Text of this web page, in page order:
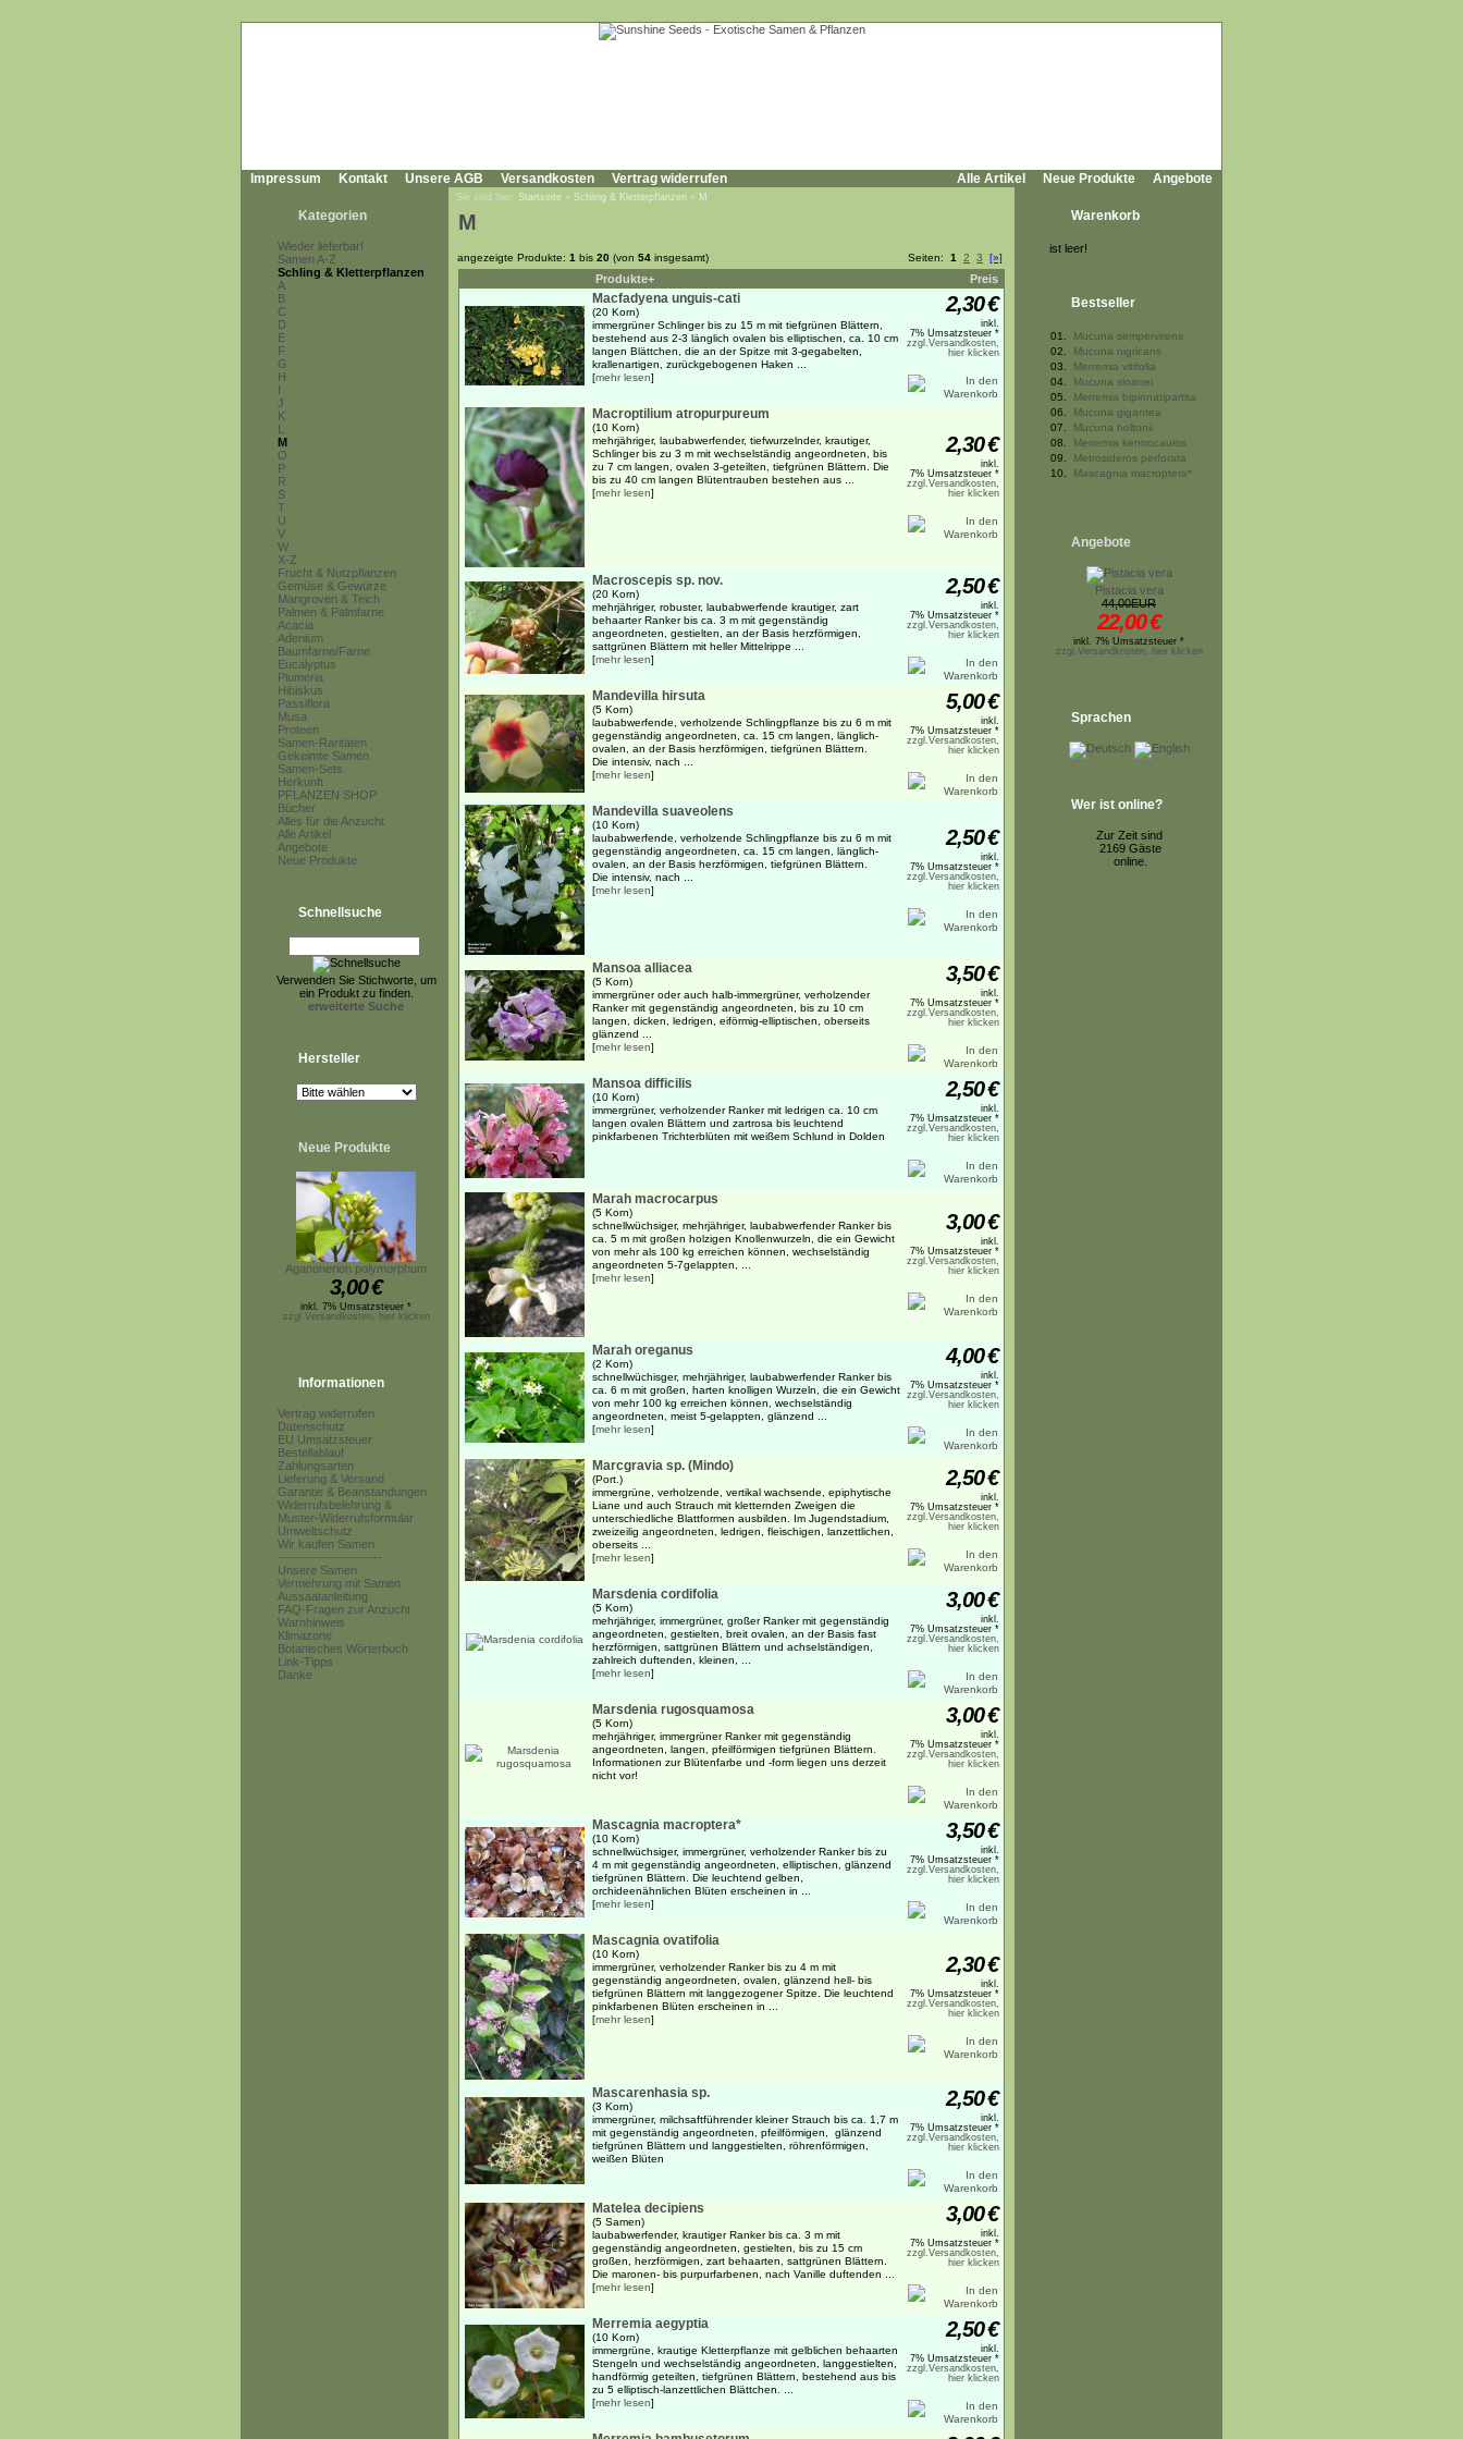
Impressum Kontakt Unsere AGB Versandkosten Vertrag widerrufen Alle Artikel Neue Produkte Angebote
Kategorien
Wieder lieferbar!
Samen A-Z
Schling & Kletterpflanzen
A
B
C
D
E
F
G
H
I
J
K
L
M
O
P
R
S
T
U
V
W
X-Z
Frucht & Nutzpflanzen
Gemüse & Gewürze
Mangroven & Teich
Palmen & Palmfarne
Acacia
Adenium
Baumfarne/Farne
Eucalyptus
Plumeria
Hibiskus
Passiflora
Musa
Proteen
Samen-Raritäten
Gekeimte Samen
Samen-Sets
Herkunft
PFLANZEN SHOP
Bücher
Alles für die Anzucht
Alle Artikel
Angebote
Neue Produkte
Schnellsuche
Verwenden Sie Stichworte, um
ein Produkt zu finden.
erweiterte Suche
Hersteller
Neue Produkte
Aganonerion polymorphum
3,00€
inkl. 7% Umsatzsteuer *
zzgl.Versandkosten, hier klicken
Informationen
Vertrag widerrufen
Datenschutz
EU Umsatzsteuer
Bestellablauf
Zahlungsarten
Lieferung & Versand
Garantie & Beanstandungen
Widerrufsbelehrung &
Muster-Widerrufsformular
Umweltschutz
Wir kaufen Samen
------------------------
Unsere Samen
Vermehrung mit Samen
Aussaatanleitung
FAQ-Fragen zur Anzucht
Warnhinweis
Klimazone
Botanisches Wörterbuch
Link-Tipps
Danke
Sie sind hier: Startseite » Schling & Kletterpflanzen » M
M
angezeigte Produkte: 1 bis 20 (von 54 insgesamt) Seiten: 1 2 3 [»]
Produkte+ Preis
Macfadyena unguis-cati
(20 Korn)
immergrüner Schlinger bis zu 15 m mit tiefgrünen Blättern,
bestehend aus 2-3 länglich ovalen bis elliptischen, ca. 10 cm
langen Blättchen, die an der Spitze mit 3-gegabelten,
krallenartigen, zurückgebogenen Haken ...
[mehr lesen]
2,30€
inkl.
7% Umsatzsteuer *
zzgl.Versandkosten,
hier klicken
Macroptilium atropurpureum
(10 Korn)
mehrjähriger, laubabwerfender, tiefwurzelnder, krautiger,
Schlinger bis zu 3 m mit wechselständig angeordneten, bis
zu 7 cm langen, ovalen 3-geteilten, tiefgrünen Blättern. Die
bis zu 40 cm langen Blütentrauben bestehen aus ...
[mehr lesen]
2,30€
inkl.
7% Umsatzsteuer *
zzgl.Versandkosten,
hier klicken
Macroscepis sp. nov.
(20 Korn)
mehrjähriger, robuster, laubabwerfende krautiger, zart
behaarter Ranker bis ca. 3 m mit gegenständig
angeordneten, gestielten, an der Basis herzförmigen,
sattgrünen Blättern mit heller Mittelrippe ...
[mehr lesen]
2,50€
inkl.
7% Umsatzsteuer *
zzgl.Versandkosten,
hier klicken
Mandevilla hirsuta
(5 Korn)
laubabwerfende, verholzende Schlingpflanze bis zu 6 m mit
gegenständig angeordneten, ca. 15 cm langen, länglich-
ovalen, an der Basis herzförmigen, tiefgrünen Blättern.
Die intensiv, nach ...
[mehr lesen]
5,00€
inkl.
7% Umsatzsteuer *
zzgl.Versandkosten,
hier klicken
Mandevilla suaveolens
(10 Korn)
laubabwerfende, verholzende Schlingpflanze bis zu 6 m mit
gegenständig angeordneten, ca. 15 cm langen, länglich-
ovalen, an der Basis herzförmigen, tiefgrünen Blättern.
Die intensiv, nach ...
[mehr lesen]
2,50€
inkl.
7% Umsatzsteuer *
zzgl.Versandkosten,
hier klicken
Mansoa alliacea
(5 Korn)
immergrüner oder auch halb-immergrüner, verholzender
Ranker mit gegenständig angeordneten, bis zu 10 cm
langen, dicken, ledrigen, eiförmig-elliptischen, oberseits
glänzend ...
[mehr lesen]
3,50€
inkl.
7% Umsatzsteuer *
zzgl.Versandkosten,
hier klicken
Mansoa difficilis
(10 Korn)
immergrüner, verholzender Ranker mit ledrigen ca. 10 cm
langen ovalen Blättern und zartrosa bis leuchtend
pinkfarbenen Trichterblüten mit weißem Schlund in Dolden
2,50€
inkl.
7% Umsatzsteuer *
zzgl.Versandkosten,
hier klicken
Marah macrocarpus
(5 Korn)
schnellwüchsiger, mehrjähriger, laubabwerfender Ranker bis
ca. 5 m mit großen holzigen Knollenwurzeln, die ein Gewicht
von mehr als 100 kg erreichen können, wechselständig
angeordneten 5-7gelappten, ...
[mehr lesen]
3,00€
inkl.
7% Umsatzsteuer *
zzgl.Versandkosten,
hier klicken
Marah oreganus
(2 Korn)
schnellwüchisger, mehrjähriger, laubabwerfender Ranker bis
ca. 6 m mit großen, harten knolligen Wurzeln, die ein Gewicht
von mehr 100 kg erreichen können, wechselständig
angeordneten, meist 5-gelappten, glänzend ...
[mehr lesen]
4,00€
inkl.
7% Umsatzsteuer *
zzgl.Versandkosten,
hier klicken
Marcgravia sp. (Mindo)
(Port.)
immergrüne, verholzende, vertikal wachsende, epiphytische
Liane und auch Strauch mit kletternden Zweigen die
unterschiedliche Blattformen ausbilden. Im Jugendstadium,
zweizeilig angeordneten, ledrigen, fleischigen, lanzettlichen,
oberseits ...
[mehr lesen]
2,50€
inkl.
7% Umsatzsteuer *
zzgl.Versandkosten,
hier klicken
Marsdenia cordifolia
(5 Korn)
mehrjähriger, immergrüner, großer Ranker mit gegenständig
angeordneten, gestielten, breit ovalen, an der Basis fast
herzförmigen, sattgrünen Blättern und achselständigen,
zahlreich duftenden, kleinen, ...
[mehr lesen]
3,00€
inkl.
7% Umsatzsteuer *
zzgl.Versandkosten,
hier klicken
Marsdenia rugosquamosa
(5 Korn)
mehrjähriger, immergrüner Ranker mit gegenständig
angeordneten, langen, pfeilförmigen tiefgrünen Blättern.
Informationen zur Blütenfarbe und -form liegen uns derzeit
nicht vor!
3,00€
inkl.
7% Umsatzsteuer *
zzgl.Versandkosten,
hier klicken
Mascagnia macroptera*
(10 Korn)
schnellwüchsiger, immergrüner, verholzender Ranker bis zu
4 m mit gegenständig angeordneten, elliptischen, glänzend
tiefgrünen Blättern. Die leuchtend gelben,
orchideenähnlichen Blüten erscheinen in ...
[mehr lesen]
3,50€
inkl.
7% Umsatzsteuer *
zzgl.Versandkosten,
hier klicken
Mascagnia ovatifolia
(10 Korn)
immergrüner, verholzender Ranker bis zu 4 m mit
gegenständig angeordneten, ovalen, glänzend hell- bis
tiefgrünen Blättern mit langgezogener Spitze. Die leuchtend
pinkfarbenen Blüten erscheinen in ...
[mehr lesen]
2,30€
inkl.
7% Umsatzsteuer *
zzgl.Versandkosten,
hier klicken
Mascarenhasia sp.
(3 Korn)
immergrüner, milchsaftführender kleiner Strauch bis ca. 1,7 m
mit gegenständig angeordneten, pfeilförmigen, glänzend
tiefgrünen Blättern und langgestielten, röhrenförmigen,
weißen Blüten
2,50€
inkl.
7% Umsatzsteuer *
zzgl.Versandkosten,
hier klicken
Matelea decipiens
(5 Samen)
laubabwerfender, krautiger Ranker bis ca. 3 m mit
gegenständig angeordneten, gestielten, bis zu 15 cm
großen, herzförmigen, zart behaarten, sattgrünen Blättern.
Die maronen- bis purpurfarbenen, nach Vanille duftenden ...
[mehr lesen]
3,00€
inkl.
7% Umsatzsteuer *
zzgl.Versandkosten,
hier klicken
Merremia aegyptia
(10 Korn)
immergrüne, krautige Kletterpflanze mit gelblichen behaarten
Stengeln und wechselständig angeordneten, langgestielten,
handförmig geteilten, tiefgrünen Blättern, bestehend aus bis
zu 5 elliptisch-lanzettlichen Blättchen. ...
[mehr lesen]
2,50€
inkl.
7% Umsatzsteuer *
zzgl.Versandkosten,
hier klicken
Warenkorb
ist leer!
Bestseller
01.
Mucuna sempervirens
02.
Mucuna nigricans
03.
Merremia vitifolia
04.
Mucuna sloanei
05.
Merremia bipinnatipartita
06.
Mucuna gigantea
07.
Mucuna holtonii
08.
Merremia kentrocaulos
09.
Metrosideros perforata
10.
Mascagnia macroptera*
Angebote
Pistacia vera
44,00EUR
22,00€
inkl. 7% Umsatzsteuer *
zzgl.Versandkosten, hier klicken
Sprachen
Wer ist online?
Zur Zeit sind
2169 Gäste
online.